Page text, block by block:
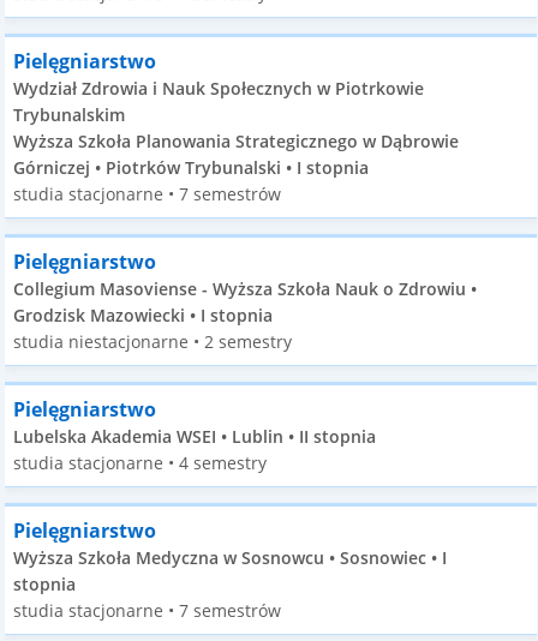
Pielęgniarstwo
Wydział Zdrowia i Nauk Społecznych w Piotrkowie
Trybunalskim
Wyższa Szkoła Planowania Strategicznego w Dąbrowie
Górniczej • Piotrków Trybunalski • I stopnia
studia stacjonarne • 7 semestrów
Pielęgniarstwo
Collegium Masoviense - Wyższa Szkoła Nauk o Zdrowiu •
Grodzisk Mazowiecki • I stopnia
studia niestacjonarne • 2 semestry
Pielęgniarstwo
Lubelska Akademia WSEI • Lublin • II stopnia
studia stacjonarne • 4 semestry
Pielęgniarstwo
Wyższa Szkoła Medyczna w Sosnowcu • Sosnowiec • I
stopnia
studia stacjonarne • 7 semestrów